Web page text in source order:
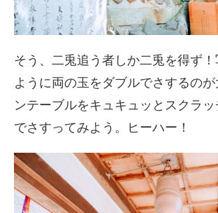
そう、二兎追う者しか二兎を得ず
ように両の玉をダブルでさするの
ンテーブルをキュキュッとスクラ
でさすってみよう。ヒーハー！